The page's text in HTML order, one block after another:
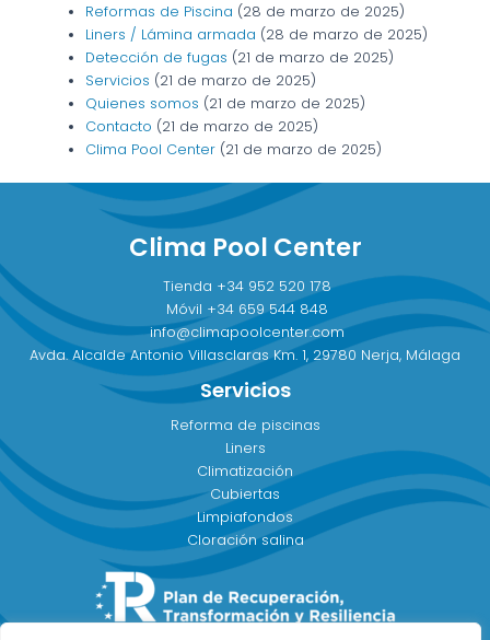
Reformas de Piscina (28 de marzo de 2025)
Liners / Lámina armada (28 de marzo de 2025)
Detección de fugas (21 de marzo de 2025)
Servicios (21 de marzo de 2025)
Quienes somos (21 de marzo de 2025)
Contacto (21 de marzo de 2025)
Clima Pool Center (21 de marzo de 2025)
Clima Pool Center
Tienda +34 952 520 178
Móvil +34 659 544 848
info@climapoolcenter.com
Avda. Alcalde Antonio Villasclaras Km. 1, 29780 Nerja, Málaga
Servicios
Reforma de piscinas
Liners
Climatización
Cubiertas
Limpiafondos
Cloración salina